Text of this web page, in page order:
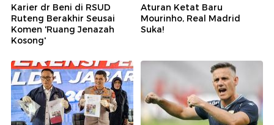
Karier dr Beni di RSUD
Ruteng Berakhir Seusai
Komen 'Ruang Jenazah
Kosong'
Aturan Ketat Baru
Mourinho, Real Madrid
Suka!